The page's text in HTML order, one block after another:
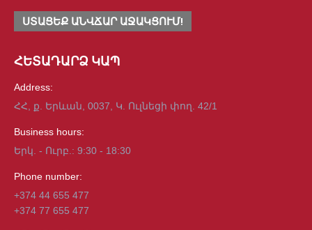
ՍՏԱՑԵՔ ԱՆՎՃԱՐ ԱՋԱԿՑՈՒՄ!
ՀԵՏԱԴԱՐՁ ԿԱՊ
Address:
ՀՀ, ք. Երևան, 0037, Կ. Ուլնեցի փող. 42/1
Business hours:
Երկ. - Ուրբ.: 9:30 - 18:30
Phone number:
+374 44 655 477
+374 77 655 477